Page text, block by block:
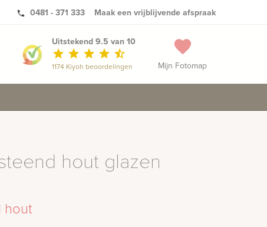
phone 0481 - 371 333 Maak een vrijblijvende afspraak
favorite
Mijn Fotomap
Uitstekend 9.5 van 10
star star star star star_half
1174 Kiyoh beoordelingen
hout glazen
hout